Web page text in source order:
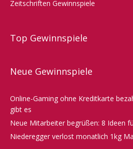
Zeitschriften Gewinnspiele
Top Gewinnspiele
Neue Gewinnspiele
Online-Gaming ohne Kreditkarte
gibt es
Neue Mitarbeiter begrüßen: 8 Ideen
Niederegger verlost monatlich 1kg